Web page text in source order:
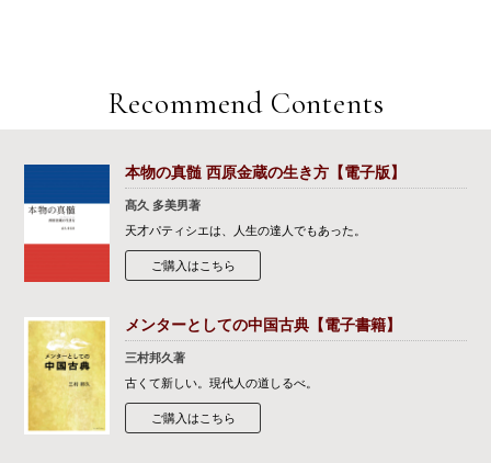
Recommend Contents
本物の真髄 西原金蔵の生き方【電子版】
髙久 多美男著
天才パティシエは、人生の達人でもあった。
ご購入はこちら
メンターとしての中国古典【電子書籍】
三村邦久著
古くて新しい。現代人の道しるべ。
ご購入はこちら